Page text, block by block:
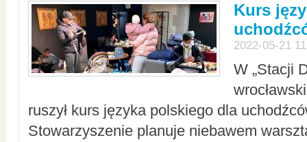
Kurs
2022-05-21
W „Stacji
ruszył kurs języka polskiego dla
Stowarzyszenie planuje niebawem